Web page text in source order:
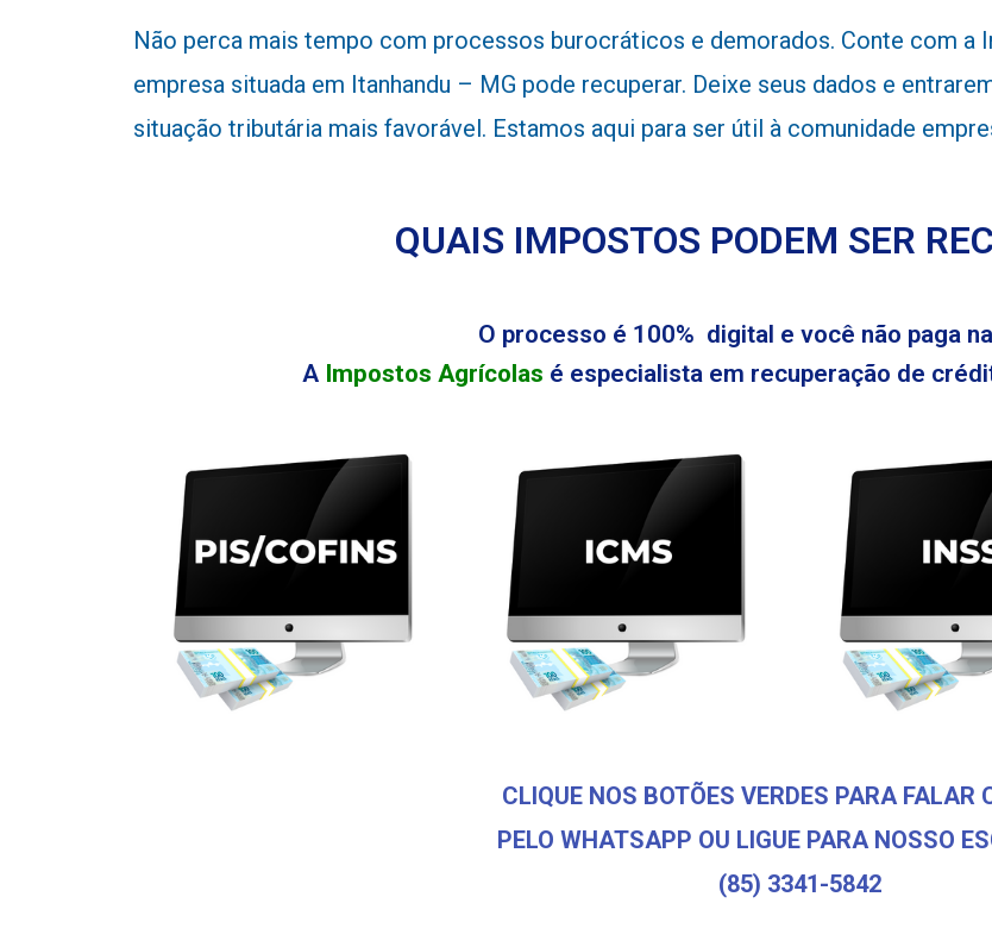
Não perca mais tempo com processos burocráticos e demorados. Conte com a
empresa situada em Itanhandu – MG pode recuperar. Deixe seus dados e
situação tributária mais favorável. Estamos aqui para ser útil à comunidade
QUAIS IMPOSTOS PODEM SER
O processo é 100% digital e você não paga
A Impostos Agrícolas é especialista em recuperação de
CLIQUE NOS BOTÕES VERDES PARA FALAR
PELO WHATSAPP OU LIGUE PARA NOSSO
(85) 3341-5842